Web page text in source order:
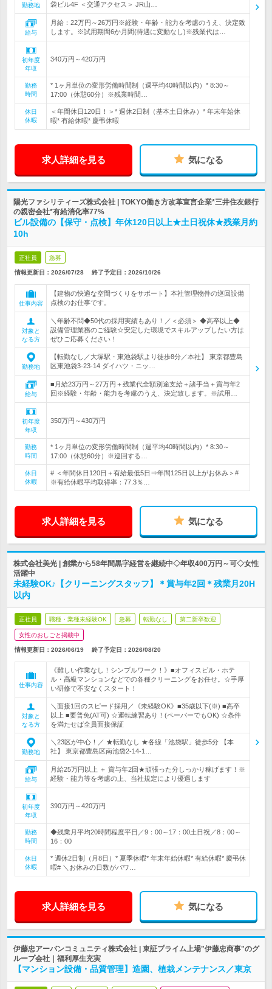
勤務地
袋ビル4F ＜交通アクセス＞ JR山…
給与
月給：22万円～26万円※経験・年齢・能力を考慮のうえ、決定致
します。※試用期間6か月間(待遇に変動なし)※残業代は…
初年度
年収
340万円～420万円
勤務
時間
* 1ヶ月単位の変形労働時間制（週平均40時間以内）* 8:30～
17:00（休憩60分）※残業時間…
休日
休暇
＜年間休日120日！＞* 週休2日制（基本土日休み）* 年末年始休
暇* 有給休暇* 慶弔休暇
求人詳細を見る 気になる
陽光ファシリティーズ株式会社 | TOKYO働き方改革宣言企業*三井住友銀行
の親密会社*有給消化率77%
ビル設備の【保守・点検】年休120日以上★土日祝休★残業月約
10h
正社員 急募
情報更新日：2026/07/28 終了予定日： 2026/10/26
仕事内容
【建物の快適な空間づくりをサポート】本社管理物件の巡回設備
点検のお仕事です。
対象と
なる方
＼年齢不問◆50代の採用実績もあり！／＜必須＞ ◆高卒以上◆
設備管理業務のご経験☆安定した環境でスキルアップしたい方は
ぜひご応募ください！
勤務地
【転勤なし／大塚駅・東池袋駅より徒歩8分／本社】 東京都豊島
区東池袋3-23-14 ダイハツ・ニッ…
給与
■月給23万円～27万円＋残業代全額別途支給＋諸手当＋賞与年2
回※経験・年齢・能力を考慮のうえ、決定致します。※試用…
初年度
年収
350万円～430万円
勤務
時間
* 1ヶ月単位の変形労働時間制（週平均40時間以内）* 8:30～
17:00（休憩60分）※巡回する…
休日
休暇
# ＜年間休日120日＋有給最低5日⇒年間125日以上がお休み＞#
※有給休暇平均取得率：77.3％…
求人詳細を見る 気になる
株式会社美光 | 創業から58年間黒字経営を継続中◇年収400万円～可◇女性
活躍中
未経験OK♪【クリーニングスタッフ】＊賞与年2回＊残業月20H
以内
正社員 職種・業種未経験OK 急募 転勤なし 第二新卒歓迎
女性のおしごと掲載中
情報更新日：2026/06/19 終了予定日： 2026/08/20
仕事内容
《難しい作業なし！シンプルワーク！》■オフィスビル・ホテ
ル・高級マンションなどでの各種クリーニングをお任せ。☆手厚
い研修で不安なくスタート！
対象と
なる方
＼面接1回のスピード採用／《未経験OK》■35歳以下(※) ■高卒
以上 ■要普免(AT可) ☆運転練習あり！(ペーパーでもOK) ☆条件
を満たせば全員面接保証
勤務地
＼23区が中心！／ ★転勤なし ★各線「池袋駅」徒歩5分 【本
社】 東京都豊島区南池袋2-14-1…
給与
月給25万円以上 ＋ 賞与年2回★頑張った分しっかり稼げます！※
経験・能力等を考慮の上、当社規定により優遇します
初年度
年収
390万円～420万円
勤務
時間
◆残業月平均20時間程度平日／9：00～17：00土日祝／8：00～
16：00
休日
休暇
* 週休2日制（月8日）* 夏季休暇* 年末年始休暇* 有給休暇* 慶弔休
暇# ＼お休みの日数がパワ…
求人詳細を見る 気になる
伊藤忠アーバンコミュニティ株式会社 | 東証プライム上場"伊藤忠商事"のグ
ループ会社｜福利厚生充実
【マンション設備・品質管理】造園、植栽メンテナンス／東京